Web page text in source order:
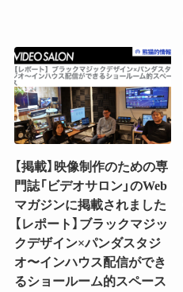
【掲載】映像制作のための専
門誌「ビデオサロン」のWeb
マガジンに掲載されました
【レポート】ブラックマジッ
クデザイン×パンダスタジ
オ〜インハウス配信ができ
るショールーム的スペース